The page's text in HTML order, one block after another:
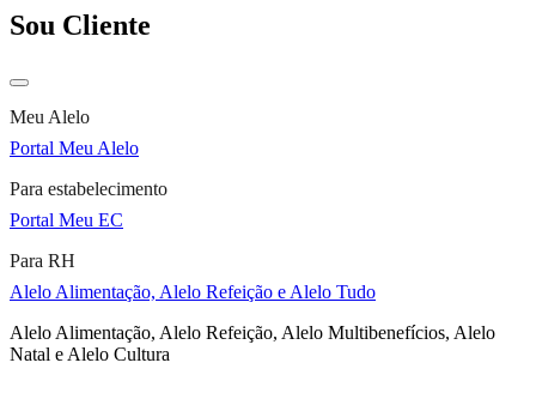
Sou Cliente
Meu Alelo
Portal Meu Alelo
Para estabelecimento
Portal Meu EC
Para RH
Alelo Alimentação, Alelo Refeição e Alelo Tudo
Alelo Alimentação, Alelo Refeição, Alelo Multibenefícios, Alelo
Natal e Alelo Cultura